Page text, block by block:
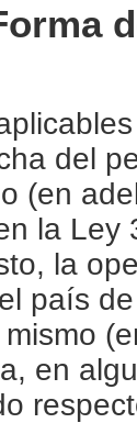
del
(en
la Ley
la
país
en